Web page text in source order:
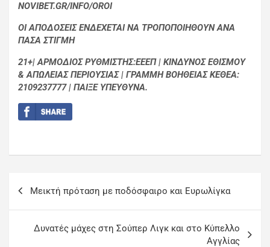
NOVIBET.GR/INFO/OROI
ΟΙ ΑΠΟΔΟΣΕΙΣ ΕΝΔΕΧΕΤΑΙ ΝΑ ΤΡΟΠΟΠΟΙΗΘΟΥΝ ΑΝΑ
ΠΑΣΑ ΣΤΙΓΜΗ
21+| ΑΡΜΟΔΙΟΣ ΡΥΘΜΙΣΤΗΣ:ΕΕΕΠ | ΚΙΝΔΥΝΟΣ ΕΘΙΣΜΟΥ
& ΑΠΩΛΕΙΑΣ ΠΕΡΙΟΥΣΙΑΣ | ΓΡΑΜΜΗ ΒΟΗΘΕΙΑΣ ΚΕΘΕΑ:
2109237777 | ΠΑΙΞΕ ΥΠΕΥΘΥΝΑ.
Μεικτή πρόταση με ποδόσφαιρο και Ευρωλίγκα
Δυνατές μάχες στη Σούπερ Λιγκ και στο Κύπελλο
Αγγλίας